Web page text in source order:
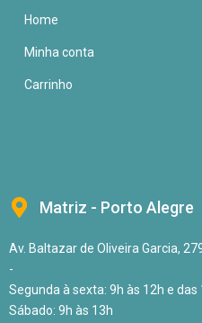
Home
Minha conta
Carrinho
Matriz - Porto Alegre
Av. Baltazar de Oliveira Garcia,
-
Segunda à sexta: 9h às 12h e das
Sábado: 9h às 13h